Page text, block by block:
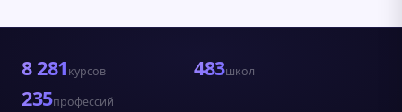
8 281 курсов 483школ
235профессий